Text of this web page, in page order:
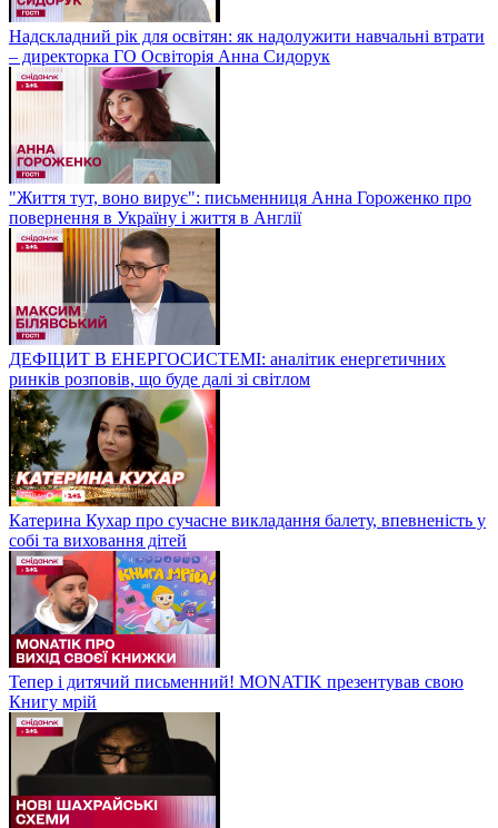
Надскладний рік для освітян: як надолужити навчальні втрати
– директорка ГО Освіторія Анна Сидорук
"Життя тут, воно вирує": письменниця Анна Гороженко про
повернення в Україну і життя в Англії
ДЕФІЦИТ В ЕНЕРГОСИСТЕМІ: аналітик енергетичних
ринків розповів, що буде далі зі світлом
Катерина Кухар про сучасне викладання балету, впевненість у
собі та виховання дітей
Тепер і дитячий письменний! MONATIK презентував свою
Книгу мрій